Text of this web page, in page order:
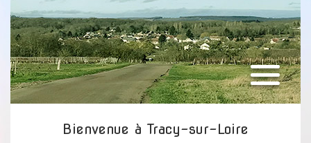
Bienvenue à Tracy-sur-Loire